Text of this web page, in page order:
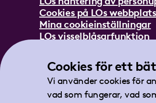
Cookies på LOs webbplats
Mina cookieinställningar
LOs visselblåsarfunktion
In English
Lättläst om LO
Teckenspråksfilm
Tidningen Arbetet
Cookies för ett
Vi använder cookies för
vad som fungerar, vad